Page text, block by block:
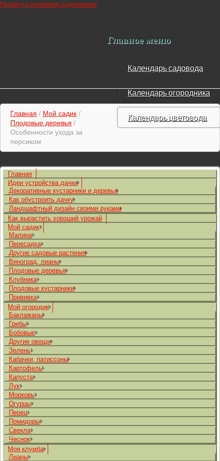
Перейти к основному содержанию
Главное меню
Календарь садовода
Календарь огородника
Календарь цветовода
Главная / Мой садик /
Плодовые деревья /
Особенности ухода за
персиком
Главная
Идеи устройства дачки
Декоративные кустарники и деревья
Как обустроить дачку
Ландшафтный дизайн своими руками
Как вырастить хороший урожай
Мой садик
Малина
Пересадка
Другие садовые растения
Виноград, лианы
Плодовые деревья
Клубника
Плодовые кустарники
Прививка
Мой огородик
Баклажаны
Грибы
Бобовые
Другие овощи
Зелень
Кабачки, патиссоны
Картофель
Капуста
Лук
Морковь
Огурцы
Перец
Помидоры
Свекла
Чеснок
Моя клумба
Лианы